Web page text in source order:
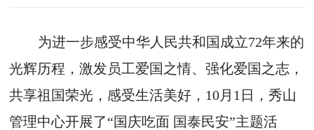
为进一步感受中华人民共和国成立72年来的
光辉历程，激发员工爱国之情、强化爱国之志，
共享祖国荣光，感受生活美好，10月1日，秀山
管理中心开展了“国庆吃面 国泰民安”主题活